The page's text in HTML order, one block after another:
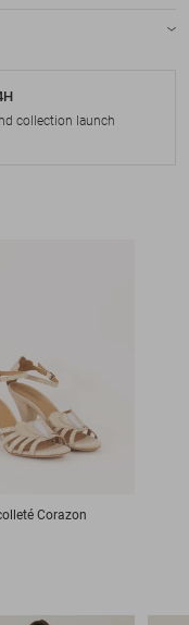
collection launch
Corazon